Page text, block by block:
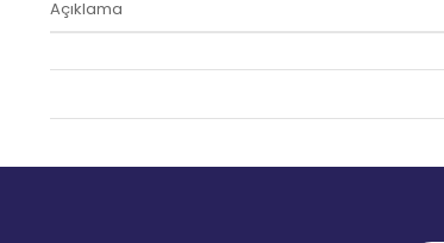
Açıklama